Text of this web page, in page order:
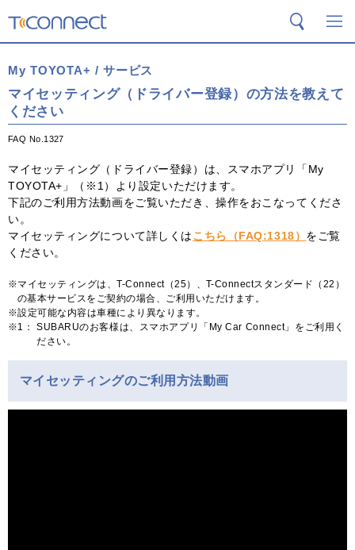
検索
My TOYOTA+ / サービス
マイセッティング（ドライバー登録）の方法を教えて
ください
FAQ No.1327
マイセッティング（ドライバー登録）は、スマホアプリ「My
TOYOTA+」（※1）より設定いただけます。
下記のご利用方法動画をご覧いただき、操作をおこなってくださ
い。
マイセッティングについて詳しくはこちら（FAQ:1318） をご覧
ください。
マイセッティングは、T-Connect（25）、T-Connectスタンダード（22）
の基本サービスをご契約の場合、ご利用いただけます。
設定可能な内容は車種により異なります。
※1：
SUBARUのお客様は、スマホアプリ「My Car Connect」をご利用く
ださい。
マイセッティングのご利用方法動画